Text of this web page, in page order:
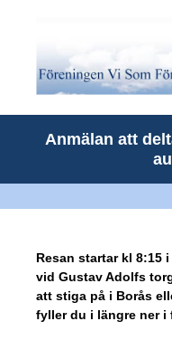
Anmälan att
Resan startar kl 8:15
vid Gustav Adolfs
att stiga på i Borås
fyller du i längre ner i